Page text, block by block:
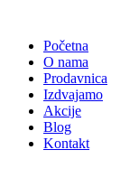
sadržajPočetna
O nama
Prodavnica
Izdvajamo
Akcije
Blog
Kontakt